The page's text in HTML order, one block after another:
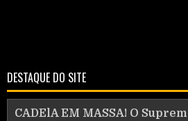
DESTAQUE DO SITE
CADElA EM MASSA! O